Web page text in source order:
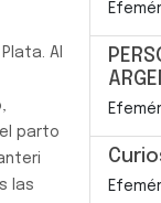
Al
parto
las